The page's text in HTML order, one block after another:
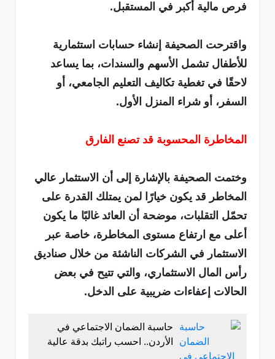
فرص مالية أكبر في المستقبل.
واقترحت الصحيفة إنشاء حسابات استثمارية
للأطفال تشمل الأسهم والسندات، بما يساعد
لاحقًا في تغطية تكاليف التعليم الجامعي، أو
السفر، أو شراء المنزل الأول.
المخاطرة المحسوبة قد تصنع الفارق
وختمت الصحيفة بالإشارة إلى أن الاستثمار عالي
المخاطر قد يكون خيارًا لمن يمتلك القدرة على
تحمّل التقلبات، موضحة أن العائد غالبًا ما يكون
أعلى مع ارتفاع مستوى المخاطرة، خاصة عبر
الاستثمار في الشركات الناشئة من خلال صناديق
رأس المال الاستثماري، والتي تتيح في بعض
الحالات إعفاءات ضريبية على الدخل.
حاسبة الضمان الاجتماعي في
الأردن.. احسب راتبك بدقة عالية